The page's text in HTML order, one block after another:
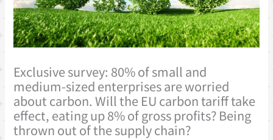
Exclusive survey: 80% of small and
medium-sized enterprises are worried
about carbon. Will the EU carbon tariff take
effect, eating up 8% of gross profits? Being
thrown out of the supply chain?